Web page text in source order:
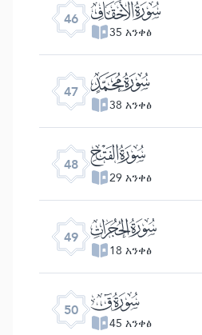
46 ﯛ
35 አንቀፅ
47 ﯜ
38 አንቀፅ
48 ﯝ
29 አንቀፅ
49 ﯞ
18 አንቀፅ
50 ﯟ
45 አንቀፅ